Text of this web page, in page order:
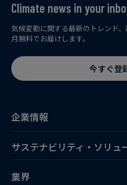
企業情報
サステナビリティ・ソリュ
業界
Climate news in your
気候変動に関する最新のトレンド
月無料でお届けします。
今すぐ登